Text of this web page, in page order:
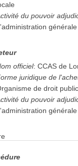
du pouvoir
générale
officiel: CCAS de
juridique de
de droit public
du pouvoir
générale